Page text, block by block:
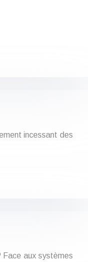
incessant des
Face aux systèmes